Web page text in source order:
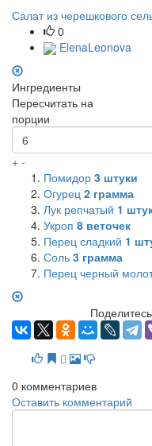
Салат из черешкового
0
ElenaLeonova
Ингредиенты
Пересчитать на
порции
+ -
Помидор 3 штуки
Огурец 2 грамма
Лук репчатый 1
Укроп 8 веточек
Перец сладкий 1
Соль 3 грамма
Перец черный
0 комментариев
Оставить комментарий